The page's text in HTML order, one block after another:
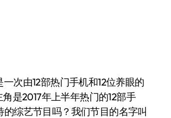
次由12部热门手机和12位养眼的
是2017年上半年热门的12部手
综艺节目吗？我们节目的名字叫